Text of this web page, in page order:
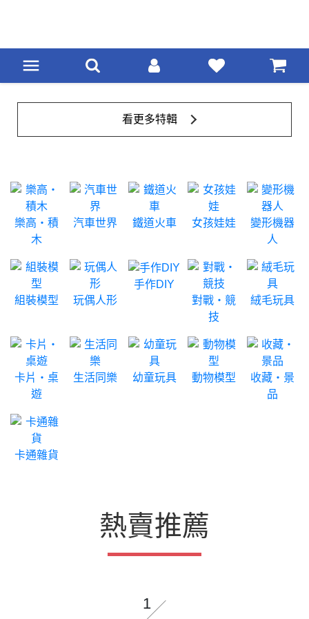
看更多特輯
樂高‧積
木
汽車世界 鐵道火車 女孩娃娃
變形機器
人
組裝模型 玩偶人形
手作DIY
對戰‧競
技
絨毛玩具
卡片‧桌
遊
生活同樂 幼童玩具 動物模型
收藏‧景
品
卡通雜貨
熱賣推薦
1